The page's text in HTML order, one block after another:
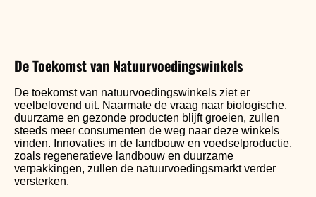
De Toekomst van Natuurvoedingswinkels
De toekomst van natuurvoedingswinkels ziet er
veelbelovend uit. Naarmate de vraag naar biologische,
duurzame en gezonde producten blijft groeien, zullen
steeds meer consumenten de weg naar deze winkels
vinden. Innovaties in de landbouw en voedselproductie,
zoals regeneratieve landbouw en duurzame
verpakkingen, zullen de natuurvoedingsmarkt verder
versterken.